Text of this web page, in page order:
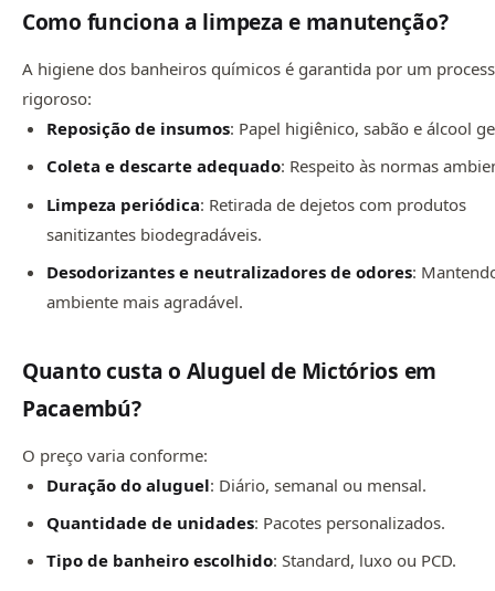
Como funciona a limpeza e manutenção?
A higiene dos banheiros químicos é garantida por um
rigoroso:
Reposição de insumos: Papel higiênico, sabão e álcool
Coleta e descarte adequado: Respeito às normas
Limpeza periódica: Retirada de dejetos com produtos
sanitizantes biodegradáveis.
Desodorizantes e neutralizadores de odores:
ambiente mais agradável.
Quanto custa o Aluguel de Mictórios em
Pacaembú?
O preço varia conforme:
Duração do aluguel: Diário, semanal ou mensal.
Quantidade de unidades: Pacotes personalizados.
Tipo de banheiro escolhido: Standard, luxo ou PCD.